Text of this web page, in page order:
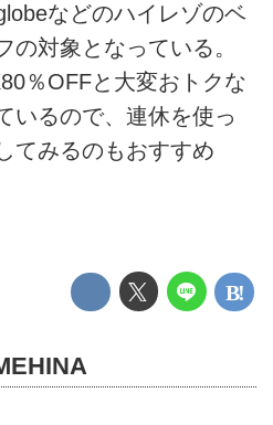
などのハイレゾのベ
の対象となっている。
％OFFと大変おトクな
いるので、連休を使っ
てみるのもおすすめ